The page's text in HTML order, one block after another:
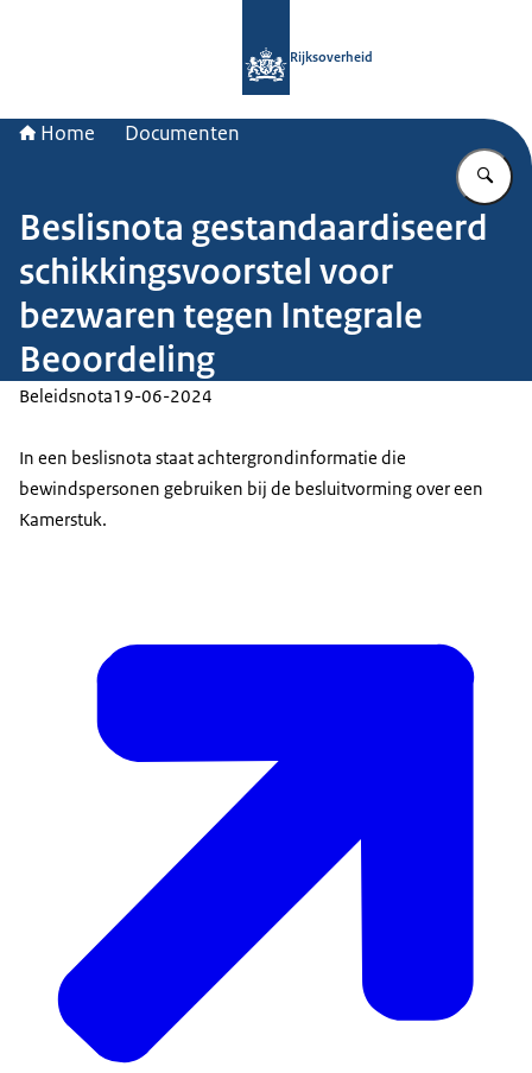
Rijksoverheid
Home Documenten
Beslisnota gestandaardiseerd
schikkingsvoorstel voor
bezwaren tegen Integrale
Beoordeling
Beleidsnota19-06-2024
In een beslisnota staat achtergrondinformatie die
bewindspersonen gebruiken bij de besluitvorming over een
Kamerstuk.